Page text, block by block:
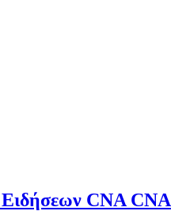
CNA CNA